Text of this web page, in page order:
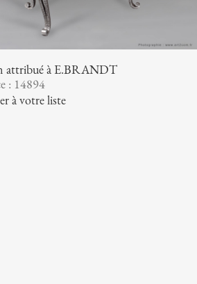
attribué à E.BRANDT
: 14894
à votre liste